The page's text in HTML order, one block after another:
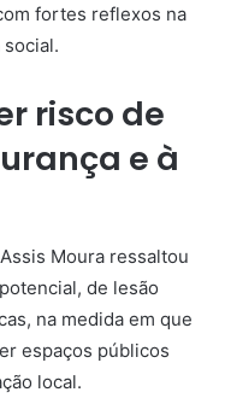
fortes reflexos na
risco de
e à
Moura ressaltou
de lesão
na medida em que
espaços públicos
local.